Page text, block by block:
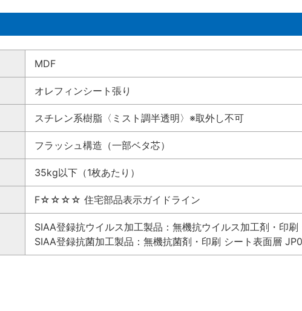
MDF
オレフィンシート張り
スチレン系樹脂〈ミスト調半透明〉※取外し不可
フラッシュ構造（一部ベタ芯）
35kg以下（1枚あたり）
F☆☆☆☆ 住宅部品表示ガイドライン
SIAA登録抗ウイルス加工製品：無機抗ウイルス加工剤・印
SIAA登録抗菌加工製品：無機抗菌剤・印刷 シート表面層